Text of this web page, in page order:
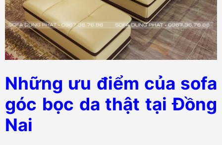
Những ưu điểm của sofa
góc bọc da thật tại Đồng
Nai